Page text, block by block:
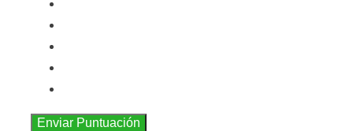
Enviar Puntuación